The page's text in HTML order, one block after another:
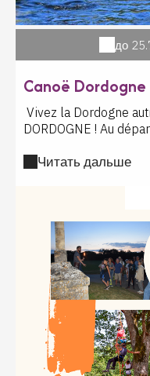
до
Canoë Dordogne
Vivez la Dordogne
DORDOGNE ! Au
vous invite à vivre
environnement
remarquables, des
un patrimoine
pagaie, vous
le temps. Tout au
beaux joyaux de la
de Montfort et ses
La Roque-Gageac et
et le site de la
Читать дальше